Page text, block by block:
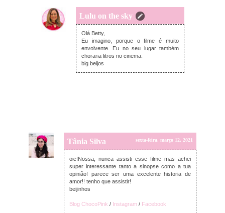
Lulu on the sky
terça-feira, março 16, 2021
Olá Betty,
Eu imagino, porque o filme é muito
envolvente. Eu no seu lugar também
choraria litros no cinema.
big beijos
Tânia Silva sexta-feira, março 12, 2021
oie!Nossa, nunca assisti esse filme mas achei
super interessante tanto a sinopse como a tua
opinião! parece ser uma excelente historia de
amor!! tenho que assistir!
beijinhos
Blog ChocoPink / Instagram / Facebook